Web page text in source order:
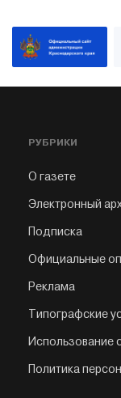
РУБРИКИ
О газете
Электронный
Подписка
Официальные
Реклама
Типографские
Использование
Политика